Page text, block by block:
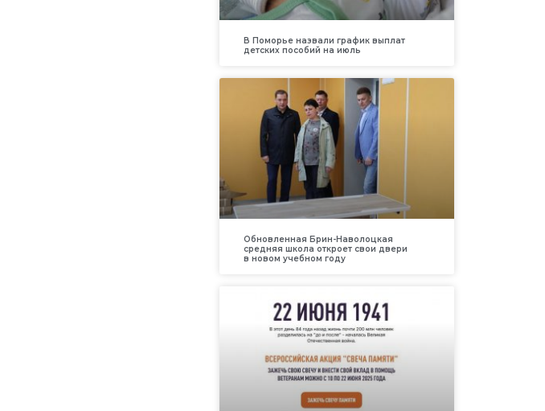
В Поморье назвали график выплат
детских пособий на июль
Обновленная Брин-Наволоцкая
средняя школа откроет свои двери
в новом учебном году